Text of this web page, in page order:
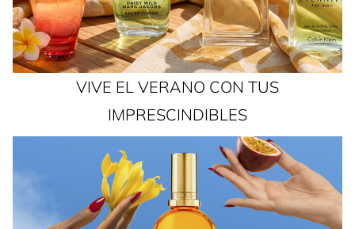
VIVE EL VERANO CON TUS
IMPRESCINDIBLES